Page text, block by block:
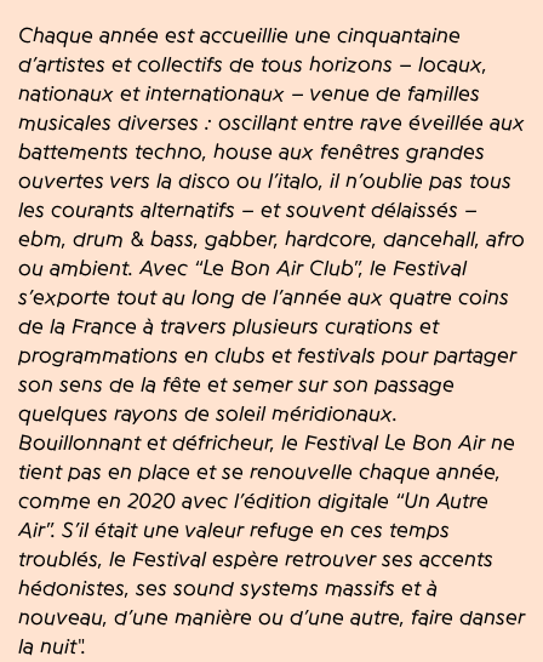
Chaque année est accueillie une cinquantaine
d’artistes et collectifs de tous horizons – locaux,
nationaux et internationaux – venue de familles
musicales diverses : oscillant entre rave éveillée aux
battements techno, house aux fenêtres grandes
ouvertes vers la disco ou l’italo, il n’oublie pas tous
les courants alternatifs – et souvent délaissés –
ebm, drum & bass, gabber, hardcore, dancehall, afro
ou ambient. Avec “Le Bon Air Club”, le Festival
s’exporte tout au long de l’année aux quatre coins
de la France à travers plusieurs curations et
programmations en clubs et festivals pour partager
son sens de la fête et semer sur son passage
quelques rayons de soleil méridionaux.
Bouillonnant et défricheur, le Festival Le Bon Air ne
tient pas en place et se renouvelle chaque année,
comme en 2020 avec l’édition digitale “Un Autre
Air”. S’il était une valeur refuge en ces temps
troublés, le Festival espère retrouver ses accents
hédonistes, ses sound systems massifs et à
nouveau, d’une manière ou d’une autre, faire danser
la nuit".